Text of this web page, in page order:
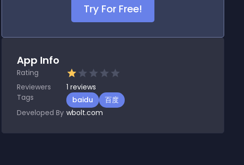
Try For Free!
App Info
Rating
Reviewers
1 reviews
Tags
baidu
百度
Developed By wbolt.com